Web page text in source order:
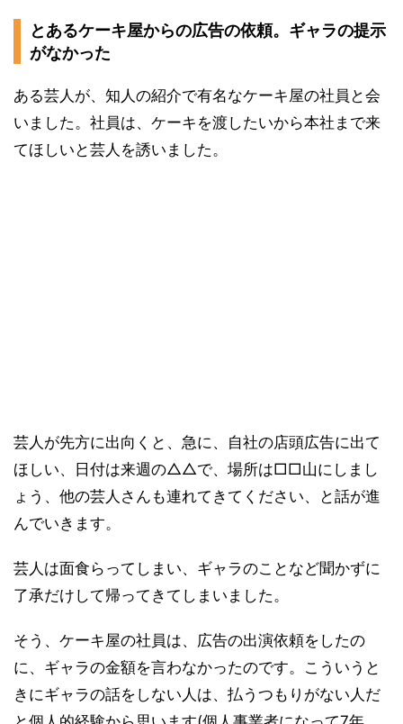
とあるケーキ屋からの広告の依頼。ギャラの提示
がなかった
ある芸人が、知人の紹介で有名なケーキ屋の社員と会
いました。社員は、ケーキを渡したいから本社まで来
てほしいと芸人を誘いました。
芸人が先方に出向くと、急に、自社の店頭広告に出て
ほしい、日付は来週の△△で、場所は□□山にしまし
ょう、他の芸人さんも連れてきてください、と話が進
んでいきます。
芸人は面食らってしまい、ギャラのことなど聞かずに
了承だけして帰ってきてしまいました。
そう、ケーキ屋の社員は、広告の出演依頼をしたの
に、ギャラの金額を言わなかったのです。こういうと
きにギャラの話をしない人は、払うつもりがない人だ